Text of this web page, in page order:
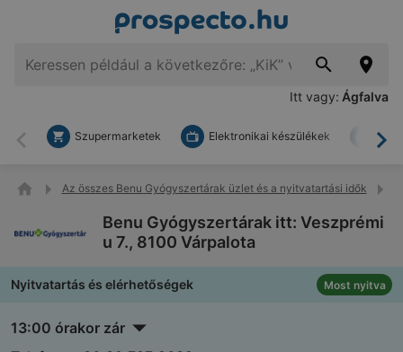
Itt vagy: Ágfalva
Vissza
Szupermarketek Elektronikai készülékek
Az összes Benu Gyógyszertárak üzlet és a nyitvatartási idők
Benu Gyógyszertárak itt: Veszprémi
u 7., 8100 Várpalota
Nyitvatartás és elérhetőségek Most nyitva
13:00 órakor zár